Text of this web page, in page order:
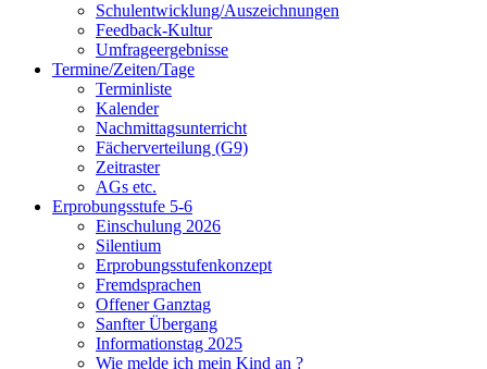
Schulentwicklung/Auszeichnungen
Feedback-Kultur
Umfrageergebnisse
Termine/Zeiten/Tage
Terminliste
Kalender
Nachmittagsunterricht
Fächerverteilung (G9)
Zeitraster
AGs etc.
Erprobungsstufe 5-6
Einschulung 2026
Silentium
Erprobungsstufenkonzept
Fremdsprachen
Offener Ganztag
Sanfter Übergang
Informationstag 2025
Wie melde ich mein Kind an ?